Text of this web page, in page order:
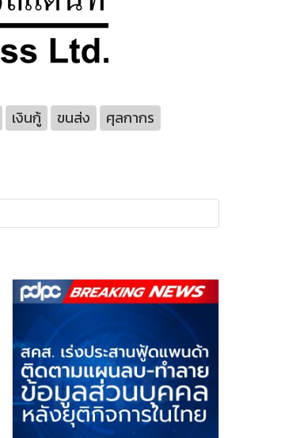
เงินกู้ ขนส่ง
ศุลกากร